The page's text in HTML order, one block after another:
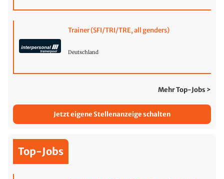
Trainer (SFI/TRI/TRE, all genders)
Deutschland
Mehr Top-Jobs >
Jetzt eigene Stellenanzeige schalten
Top-Jobs